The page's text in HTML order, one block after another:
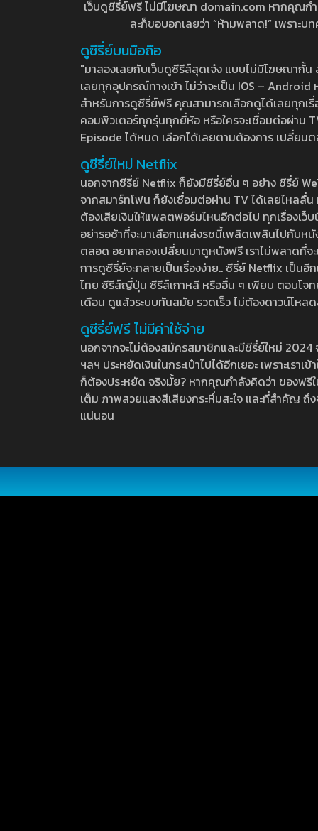
เว็บดูซีรี่ย์ฟรี ไม่มีโฆษณา domain.com หากคุณก
ละก็ขอบอกเลยว่า “ห้ามพลาด!” เพราะ
ดูซีรี่ย์บนมือถือ
"มาลองเลยกับเว็บดูซีรีส์สุดเจ๋ง แบบไม่มีโฆษณากั้
เลยทุกอุปกรณ์ทางเข้า ไม่ว่าจะเป็น IOS –
สำหรับการดูซีรี่ย์ฟรี คุณสามารถเลือกดูได้เลยทุกเ
คอมพิวเตอร์ทุกรุ่นทุกยี่ห้อ หรือใครจะเชื่อมต่อผ่าน
Episode ได้หมด เลือกได้เลยตามต้องการ เปลี่ยน
ดูซีรี่ย์ใหม่ Netflix
นอกจากซีรี่ย์ Netflix ก็ยังมีซีรี่ย์อื่น ๆ อย่าง ซีรี่ย์
จากสมาร์ทโฟน ก็ยังเชื่อมต่อผ่าน TV ได้เลยไหลลื่
ต้องเสียเงินให้แพลตฟอร์มไหนอีกต่อไป ทุกเรื่องเว็
อย่ารอช้าที่จะมาเลือกแหล่งรชนี้เพลิดเพลินไปกับห
ตลอด อยากลองเปลี่ยนมาดูหนังฟรี เราไม่พลาดที่
การดูซีรี่ย์จะกลายเป็นเรื่องง่าย.. ซีรี่ย์ Netflix เป็น
ไทย ซีรีส์ญี่ปุ่น ซีรีส์เกาหลี หรืออื่น ๆ เพียบ ตอบโจท
เดือน ดูแล้วระบบทันสมัย รวดเร็ว ไม่ต้องดาวน์โห
ดูซีรี่ย์ฟรี ไม่มีค่าใช้จ่าย
นอกจากจะไม่ต้องสมัครสมาชิกและมีซีรี่ย์ใหม่
ฯลฯ ประหยัดเงินในกระเป๋าไปได้อีกเยอะ เพราะเร
ก็ต้องประหยัด จริงมั้ย? หากคุณกำลังคิดว่า ของฟ
เต็ม ภาพสวยแสงสีเสียงกระหึ่มสะใจ และที่สำคัญ
แน่นอน